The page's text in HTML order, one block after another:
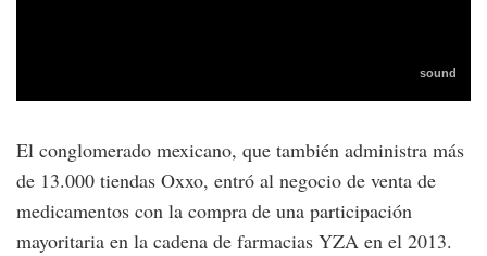
El conglomerado mexicano, que también administra más
de 13.000 tiendas Oxxo, entró al negocio de venta de
medicamentos con la compra de una participación
mayoritaria en la cadena de farmacias YZA en el 2013.